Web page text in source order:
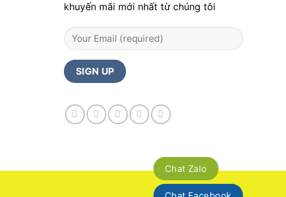
khuyến mãi mới nhất từ chúng tôi
Chat Zalo